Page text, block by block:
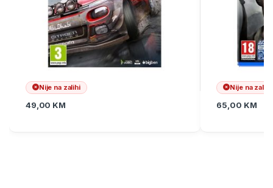
Nije na zalihi
49,00 KM
Nije na zalihi
65,00 KM